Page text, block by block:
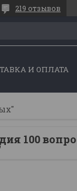
219 отзывов
И ОПЛАТА
100